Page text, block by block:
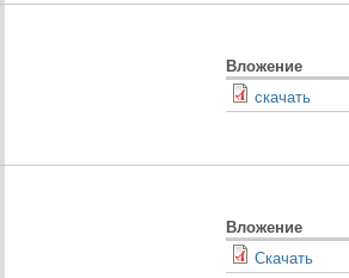
Вложение
скачать
Вложение
Скачать